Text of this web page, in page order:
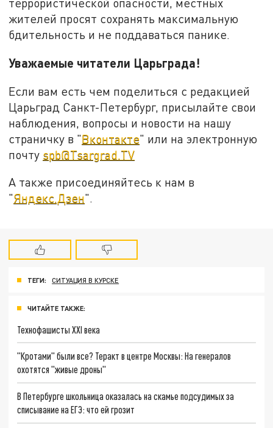
террористической опасности, местных
жителей просят сохранять максимальную
бдительность и не поддаваться панике.
Уважаемые читатели Царьграда!
Если вам есть чем поделиться с редакцией
Царьград Санкт-Петербург, присылайте свои
наблюдения, вопросы и новости на нашу
страничку в "Вконтакте" или на электронную
почту spb@Tsargrad.TV
А также присоединяйтесь к нам в
"Яндекс.Дзен".
ТЕГИ: СИТУАЦИЯ В КУРСКЕ
ЧИТАЙТЕ ТАКЖЕ:
Технофашисты XXI века
"Кротами" были все? Теракт в центре Москвы: На генералов
охотятся "живые дроны"
В Петербурге школьница оказалась на скамье подсудимых за
списывание на ЕГЭ: что ей грозит